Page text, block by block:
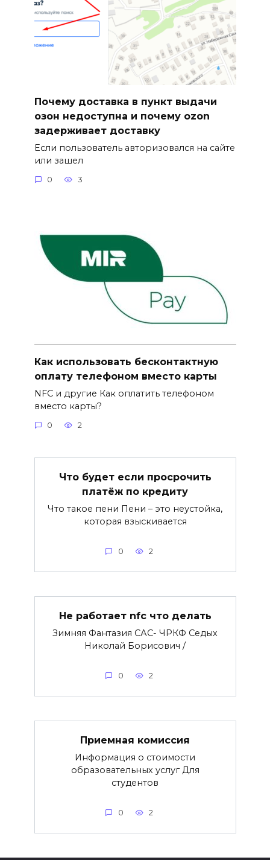
Почему доставка в пункт выдачи
озон недоступна и почему ozon
задерживает доставку
Если пользователь авторизовался на сайте
или зашел
0 3
Как использовать бесконтактную
оплату телефоном вместо карты
NFC и другие Как оплатить телефоном
вместо карты?
0 2
Что будет если просрочить
платёж по кредиту
Что такое пени Пени – это неустойка,
которая взыскивается
0 2
Не работает nfc что делать
Зимняя Фантазия САС- ЧРКФ Седых
Николай Борисович /
0 2
Приемная комиссия
Информация о стоимости
образовательных услуг Для
студентов
0 2